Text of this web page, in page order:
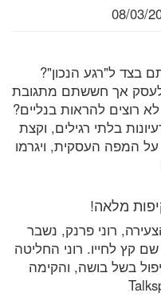
08/03/
בצד ל"רגע הנכון"?
אך חששתם מתגובת
רוצים להראות בנליים?
בלתי רגילים, וקצת
המפה העסקית, ויגרמו
מלאה!
רוני פרנק, נשבר
קץ לחייו. רוני החליטה
בשל בושה, והקימה